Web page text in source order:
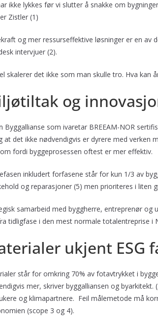
ikke lykkes før vi slutter å snakke om
Zistler (1)
og mer ressurseffektive løsninger er en av
intervjuer (2).
skalerer det ikke som man skulle tro. Hva
og
Byggallianse som ivaretar BREEAM-NOR
at det ikke nødvendigvis er dyrere med verken
fordi byggeprosessen oftest er mer effektiv.
inkludert forfasene står for kun 1/3 av
og reparasjoner (5) men prioriteres i liten
samarbeid med byggherre, entreprenør
tidligfase i den mest normale totalentreprise i
ukjent ESG
står for omkring 70% av fotavtrykket i
mer, skriver byggalliansen og
og klimapartnere. Feil målemetode må
(scope 3 og 4).